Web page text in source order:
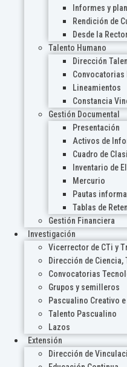
Informes y
Rendición de
Desde la
Talento Humano
Dirección
Convocatorias
Lineamientos
Constancia
Gestión Documental
Presentación
Activos de
Cuadro de
Inventario de
Mercurio
Pautas
Tablas de
Gestión Financiera
Investigación
Vicerrector de CTi y
Dirección de
Convocatorias
Grupos y semilleros
Pascualino Creativo
Talento Pascualino
Lazos
Extensión
Dirección de